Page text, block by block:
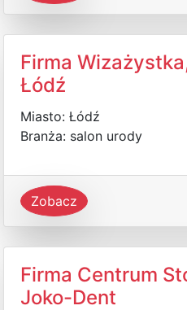
Firma
Łódź
Miasto: Łódź
Branża: salon urody
Zobacz
Firma Centrum
Joko-Dent